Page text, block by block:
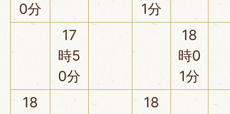
0分
1分
17
時5
0分
18
時0
1分
18
18